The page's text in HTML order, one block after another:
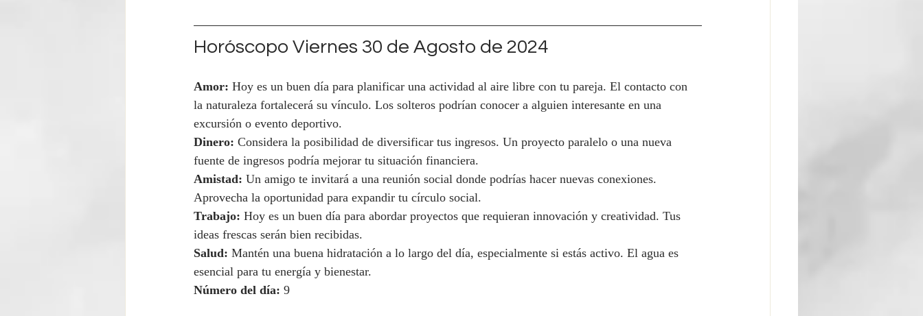
Horóscopo Viernes 30 de Agosto de 2024
Amor: Hoy es un buen día para planificar una actividad al aire libre con tu pareja. El contacto con
la naturaleza fortalecerá su vínculo. Los solteros podrían conocer a alguien interesante en una
excursión o evento deportivo.
Dinero: Considera la posibilidad de diversificar tus ingresos. Un proyecto paralelo o una nueva
fuente de ingresos podría mejorar tu situación financiera.
Amistad: Un amigo te invitará a una reunión social donde podrías hacer nuevas conexiones.
Aprovecha la oportunidad para expandir tu círculo social.
Trabajo: Hoy es un buen día para abordar proyectos que requieran innovación y creatividad. Tus
ideas frescas serán bien recibidas.
Salud: Mantén una buena hidratación a lo largo del día, especialmente si estás activo. El agua es
esencial para tu energía y bienestar.
Número del día: 9